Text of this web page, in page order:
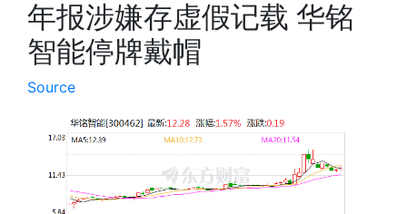
年报涉嫌存虚假记载 华铭
智能停牌戴帽
Source